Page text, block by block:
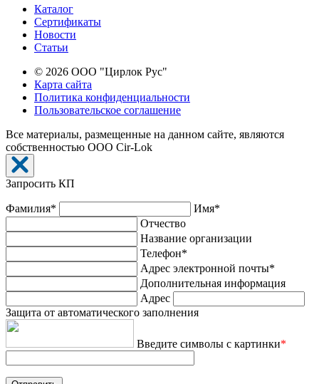
Каталог
Сертификаты
Новости
Cтатьи
© 2026 ООО "Цирлок Рус"
Карта сайта
Политика конфиденциальности
Пользовательское соглашение
Все материалы, размещенные на данном сайте, являются
собственностью ООО Cir-Lok
Запросить КП
Фамилия*
Имя*
Отчество
Название организации
Телефон*
Адрес электронной почты*
Дополнительная информация
Адрес
Защита от автоматического заполнения
Введите символы с картинки*